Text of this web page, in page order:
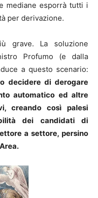
mediane esporrà tutti i
per derivazione.
grave. La soluzione
Profumo (e dalla
a questo scenario:
decidere di derogare
automatico ed altre
creando così palesi
dei candidati di
a settore, persino